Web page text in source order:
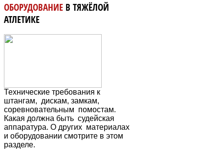
ОБОРУДОВАНИЕ В ТЯЖЁЛОЙ
АТЛЕТИКЕ
Технические требования к
штангам, дискам, замкам,
соревновательным помостам.
Какая должна быть судейская
аппаратура. О других материалах
и оборудовании смотрите в этом
разделе.